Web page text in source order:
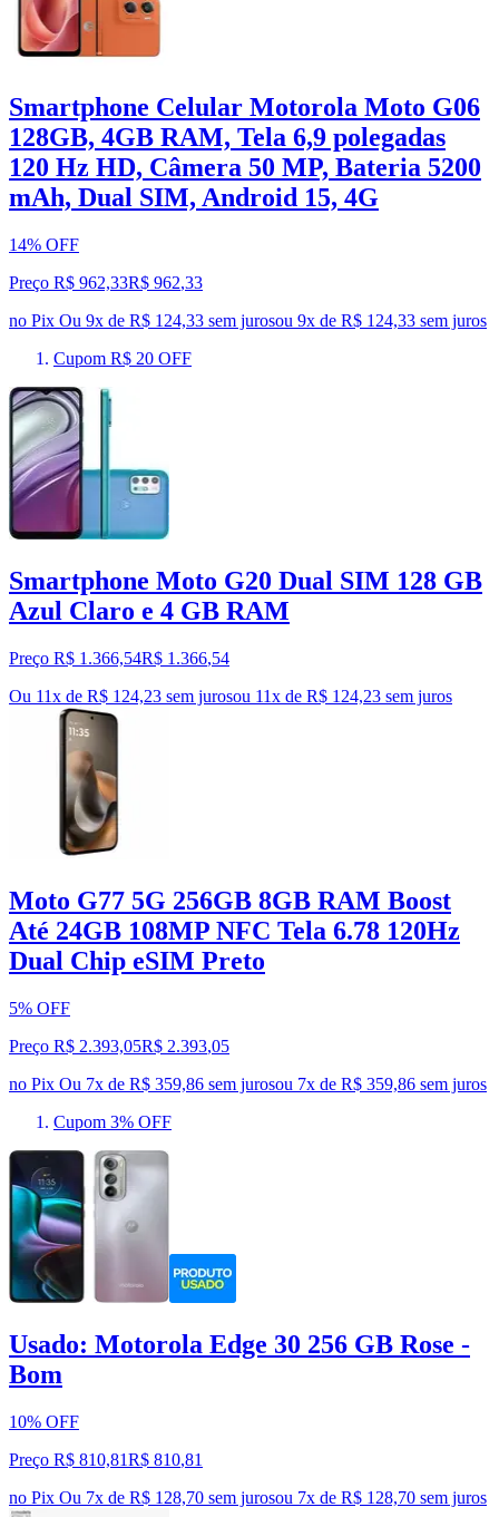
Smartphone Celular Motorola Moto G06
128GB, 4GB RAM, Tela 6,9 polegadas
120 Hz HD, Câmera 50 MP, Bateria 5200
mAh, Dual SIM, Android 15, 4G
14% OFF
Preço R$ 962,33R$ 962,33
no Pix Ou 9x de R$ 124,33 sem jurosou 9x de R$ 124,33 sem juros
Cupom R$ 20 OFF
Smartphone Moto G20 Dual SIM 128 GB
Azul Claro e 4 GB RAM
Preço R$ 1.366,54R$ 1.366,54
Ou 11x de R$ 124,23 sem jurosou 11x de R$ 124,23 sem juros
Moto G77 5G 256GB 8GB RAM Boost
Até 24GB 108MP NFC Tela 6.78 120Hz
Dual Chip eSIM Preto
5% OFF
Preço R$ 2.393,05R$ 2.393,05
no Pix Ou 7x de R$ 359,86 sem jurosou 7x de R$ 359,86 sem juros
Cupom 3% OFF
Usado: Motorola Edge 30 256 GB Rose -
Bom
10% OFF
Preço R$ 810,81R$ 810,81
no Pix Ou 7x de R$ 128,70 sem jurosou 7x de R$ 128,70 sem juros